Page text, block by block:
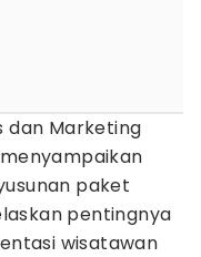
dan Marketing
paket
pentingnya
wisatawan